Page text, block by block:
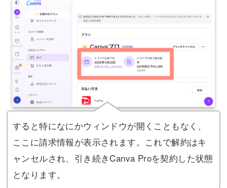
すると特になにかウィンドウが開くこともなく、
ここに請求情報が表示されます。これで解約はキ
ャンセルされ、引き続きCanva Proを契約した状態
となります。